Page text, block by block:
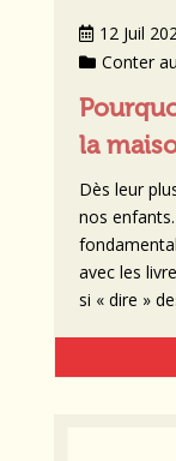
12 Juil
Conter
la
Dès leur
nos
avec les
si « dire »